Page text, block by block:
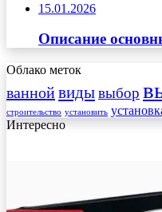
15.01.2026
Описание
Облако меток
ваннойвидывыбор
строительство установить
Интересно